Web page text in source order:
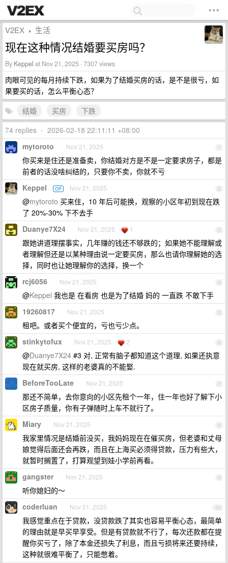
V2EX › 生活
现在这种情况结婚要买房吗？
By Keppel at Nov 21, 2025 · 7307 views
肉眼可见的每月持续下跌，如果为了结婚买房的话，是不是很亏，如
果要买的话，怎么平衡心态？
结婚
买房
下跌
74 replies • 2026-02-18 22:11:11 +08:00
1
mytoroto Nov 21, 2025
你买来是住还是准备卖，你结婚对方是不是一定要求房子，都是
前者的话没啥纠结的，只要你不卖，你就不亏
2
Keppel OP Nov 21, 2025
@mytoroto 买来住，10 年后可能换，观察的小区年初到现在跌
了 20%-30% 下不去手
3
Duanye7X24 Nov 21, 2025 1
跟她讲道理摆事实，几年赚的钱还不够跌的；如果她不能理解或
者理解但还是以某种理由说一定要买房，那么也请你理解她的选
择，同时也让她理解你的选择，换一个
4
rcj6056 Nov 21, 2025
@Keppel 我也是 在看房 也是为了结婚 妈的 一直跌 不敢下手
5
19260817 Nov 21, 2025
租吧。或者买个便宜的，亏也亏少点。
6
stinkytofux Nov 21, 2025 2
@Duanye7X24 #3 对, 正常有脑子都知道这个道理, 如果还执意
现在就买房, 这样的老婆真的不能娶.
7
BeforeTooLate Nov 21, 2025
那还不简单，去你意向的小区先租个一年，住一年也好了解下小
区房子质量，你有子弹随时上车不就行了。
8
Miary Nov 21, 2025
我家里情况是结婚前没买，我妈妈现在在催买房，但老婆和丈母
娘觉得后面还会再跌，而且在上海买必须得贷款，压力有些大，
就暂时搁置了，打算观望到娃小学前再看。
9
gangster Nov 21, 2025
听你媳妇的～
10
coderluan Nov 21, 2025
我感觉重点在于贷款，没贷款跌了其实也容易平衡心态，最简单
的理由就是早买早享受。但是有贷款就不行了，每次还款都在提
醒你买亏了，除了本金还损失了利息，而且亏损将来还要持续，
这种就很难平衡了，只能憋着。